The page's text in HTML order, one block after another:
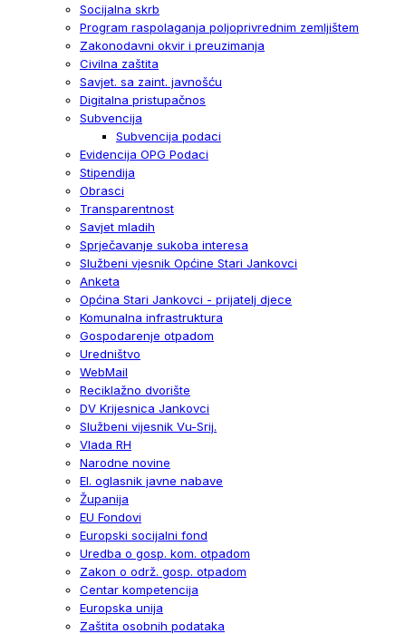
Socijalna skrb
Program raspolaganja poljoprivrednim zemljištem
Zakonodavni okvir i preuzimanja
Civilna zaštita
Savjet. sa zaint. javnošću
Digitalna pristupačnos
Subvencija
Subvencija podaci
Evidencija OPG Podaci
Stipendija
Obrasci
Transparentnost
Savjet mladih
Sprječavanje sukoba interesa
Službeni vjesnik Općine Stari Jankovci
Anketa
Općina Stari Jankovci - prijatelj djece
Komunalna infrastruktura
Gospodarenje otpadom
Uredništvo
WebMail
Reciklažno dvorište
DV Krijesnica Jankovci
Službeni vijesnik Vu-Srij.
Vlada RH
Narodne novine
El. oglasnik javne nabave
Županija
EU Fondovi
Europski socijalni fond
Uredba o gosp. kom. otpadom
Zakon o održ. gosp. otpadom
Centar kompetencija
Europska unija
Zaštita osobnih podataka